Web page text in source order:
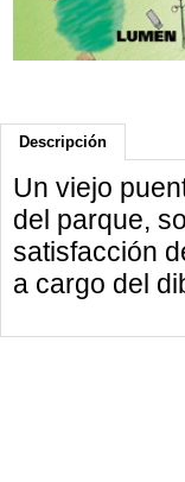
Descripción
Un viejo
del parque,
satisfacción
a cargo del